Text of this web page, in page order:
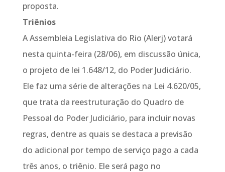
proposta.
Triênios
A Assembleia Legislativa do Rio (Alerj) votará
nesta quinta-feira (28/06), em discussão única,
o projeto de lei 1.648/12, do Poder Judiciário.
Ele faz uma série de alterações na Lei 4.620/05,
que trata da reestruturação do Quadro de
Pessoal do Poder Judiciário, para incluir novas
regras, dentre as quais se destaca a previsão
do adicional por tempo de serviço pago a cada
três anos, o triênio. Ele será pago no